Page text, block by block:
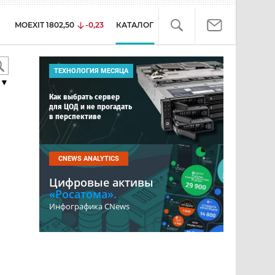
MOEXIT 1802,50 -0,23 КАТАЛОГ
ТЕХНОЛОГИЯ МЕСЯЦА
Как выбрать сервер
для ЦОД и не прогадать
в перспективе
CNEWS ANALYTICS
Цифровые активы
«Росатома».
Инфографика CNews